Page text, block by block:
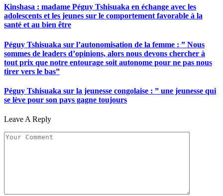
Kinshasa : madame Péguy Tshisuaka en échange avec les
adolescents et les jeunes sur le comportement favorable à la
santé et au bien être
Péguy Tshisuaka sur l’autonomisation de la femme : ” Nous
sommes de leaders d’opinions, alors nous devons chercher à
tout prix que notre entourage soit autonome pour ne pas nous
tirer vers le bas”
Péguy Tshisuaka sur la jeunesse congolaise : ” une jeunesse qui
se lève pour son pays gagne toujours
Leave A Reply